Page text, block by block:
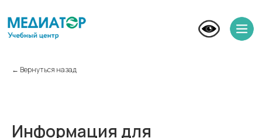
← Вернуться назад
Информация для